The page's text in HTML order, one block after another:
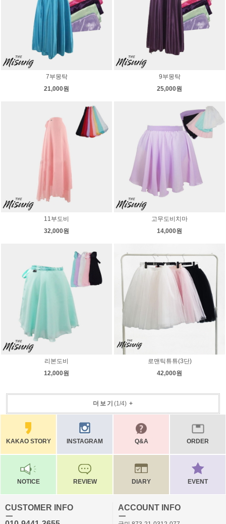
7부몽탁
21,000원
9부몽탁
25,000원
11부도비
32,000원
고무도비치마
14,000원
리본도비
12,000원
로맨틱튜튜(3단)
42,000원
더보기 (1/4)+
KAKAO STORY INSTAGRAM Q&A ORDER
NOTICE REVIEW DIARY EVENT
CUSTOMER INFO
ㅡ
ACCOUNT INFO
ㅡ